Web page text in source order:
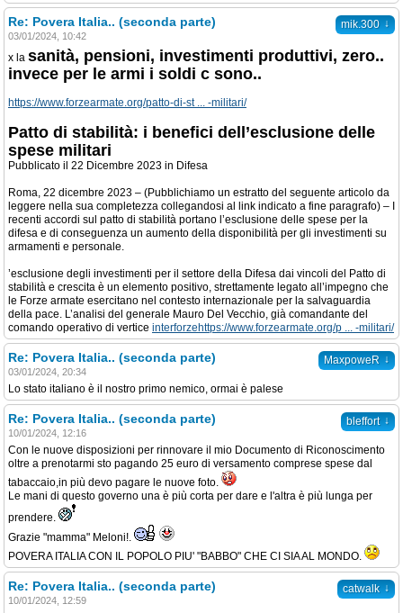
mik.300 ↓
Re: Povera Italia.. (seconda parte)
03/01/2024, 10:42
x la sanità, pensioni, investimenti produttivi, zero..
invece per le armi i soldi c sono..
https://www.forzearmate.org/patto-di-st ... -militari/
Patto di stabilità: i benefici dell’esclusione delle
spese militari
Pubblicato il 22 Dicembre 2023 in Difesa
Roma, 22 dicembre 2023 – (Pubblichiamo un estratto del seguente articolo da
leggere nella sua completezza collegandosi al link indicato a fine paragrafo) – I
recenti accordi sul patto di stabilità portano l’esclusione delle spese per la
difesa e di conseguenza un aumento della disponibilità per gli investimenti su
armamenti e personale.
’esclusione degli investimenti per il settore della Difesa dai vincoli del Patto di
stabilità e crescita è un elemento positivo, strettamente legato all’impegno che
le Forze armate esercitano nel contesto internazionale per la salvaguardia
della pace. L’analisi del generale Mauro Del Vecchio, già comandante del
comando operativo di vertice interforzehttps://www.forzearmate.org/p ... -militari/
MaxpoweR ↓
Re: Povera Italia.. (seconda parte)
03/01/2024, 20:34
Lo stato italiano è il nostro primo nemico, ormai è palese
bleffort ↓
Re: Povera Italia.. (seconda parte)
10/01/2024, 12:16
Con le nuove disposizioni per rinnovare il mio Documento di Riconoscimento
oltre a prenotarmi sto pagando 25 euro di versamento comprese spese dal
tabaccaio,in più devo pagare le nuove foto.
Le mani di questo governo una è più corta per dare e l'altra è più lunga per
prendere.
Grazie "mamma" Meloni!.
POVERA ITALIA CON IL POPOLO PIU' "BABBO" CHE CI SIA AL MONDO.
catwalk ↓
Re: Povera Italia.. (seconda parte)
10/01/2024, 12:59